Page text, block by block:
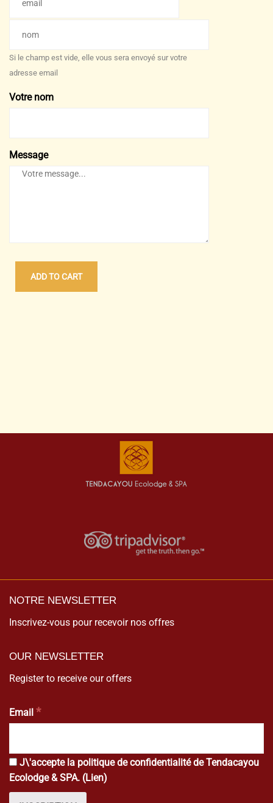
Si le champ est vide, elle vous sera envoyé sur votre
adresse email
Votre nom
Message
ADD TO CART
NOTRE NEWSLETTER
Inscrivez-vous pour recevoir nos offres
OUR NEWSLETTER
Register to receive our offers
Email *
J\'accepte la politique de confidentialité de Tendacayou
Ecolodge & SPA. (Lien)